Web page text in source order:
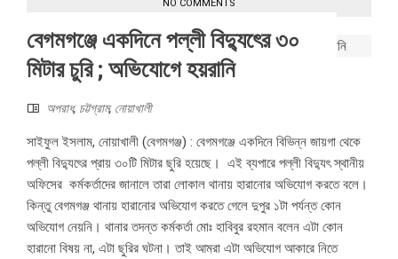
NO COMMENTS
বেগমগঞ্জে একদিনে পল্লী বিদ্যুৎের ৩০
মিটার চুরি ; অভিযোগে হয়রানি
অপরাধ, চট্টগ্রাম, নোয়াখালী
সাইফুল ইসলাম, নোয়াখালী (বেগমগঞ্জ) : বেগমগঞ্জে একদিনে বিভিন্ন জায়গা থেকে
পল্লী বিদ্যুৎের প্রায় ৩০টি মিটার ছুরি হয়েছে। এই ব্যপারে পল্লী বিদ্যুৎ স্থানীয়
অফিসের কর্মকর্তাদের জানালে তারা লোকাল থানায় হারানোর অভিযোগ করতে বলে।
কিন্তু বেগমগঞ্জ থানায় হারানোর অভিযোগ করতে গেলে দুপুর ১টা পর্যন্ত কোন
অভিযোগ নেয়নি। থানার তদন্ত কর্মকর্তা মোঃ হাবিবুর রহমান বলেন এটা কোন
হারানো বিষয় না, এটা ছুরির ঘটনা। তাই আমরা এটা অভিযোগ আকারে নিতে